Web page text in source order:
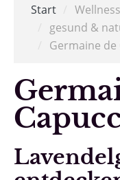
Start Wellness
gesund &
Germaine de